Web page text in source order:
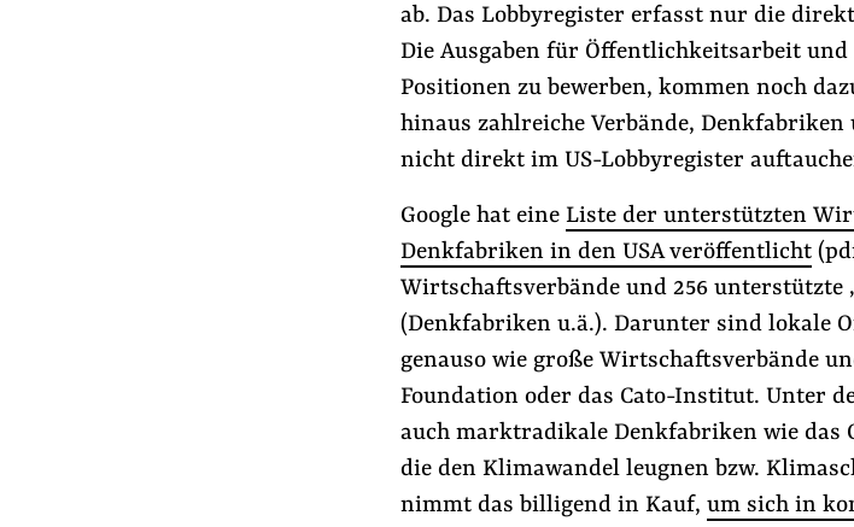
ab. Das Lobbyregister erfasst nur die
Die Ausgaben für Öffentlichkeitsarbeit und
Positionen zu bewerben, kommen noch
hinaus zahlreiche Verbände,
nicht direkt im US-Lobbyregister
Google hat eine Liste der unterstützten
Denkfabriken in den USA veröffentlicht
Wirtschaftsverbände und 256 unterstützte
(Denkfabriken u.ä.). Darunter sind lokale
genauso wie große Wirtschaftsverbände
Foundation oder das Cato-Institut. Unter
auch marktradikale Denkfabriken wie das
die den Klimawandel leugnen bzw.
nimmt das billigend in Kauf, um sich in